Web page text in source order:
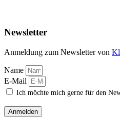
Newsletter
Anmeldung zum Newsletter von
Name
E-Mail
Ich möchte mich gerne für den
Anmelden